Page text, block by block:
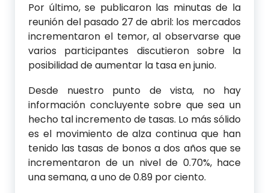
Por último, se publicaron las minutas de la
reunión del pasado 27 de abril: los mercados
incrementaron el temor, al observarse que
varios participantes discutieron sobre la
posibilidad de aumentar la tasa en junio.
Desde nuestro punto de vista, no hay
información concluyente sobre que sea un
hecho tal incremento de tasas. Lo más sólido
es el movimiento de alza continua que han
tenido las tasas de bonos a dos años que se
incrementaron de un nivel de 0.70%, hace
una semana, a uno de 0.89 por ciento.